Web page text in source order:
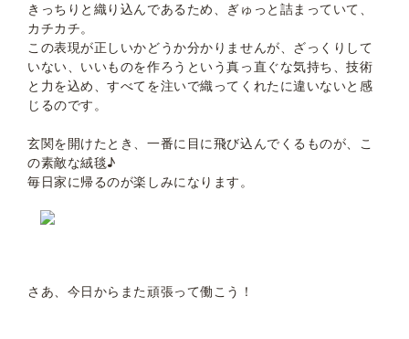
きっちりと織り込んであるため、ぎゅっと詰まっていて、
カチカチ。
この表現が正しいかどうか分かりませんが、ざっくりして
いない、いいものを作ろうという真っ直ぐな気持ち、技術
と力を込め、すべてを注いで織ってくれたに違いないと感
じるのです。
玄関を開けたとき、一番に目に飛び込んでくるものが、こ
の素敵な絨毯♪
毎日家に帰るのが楽しみになります。
さあ、今日からまた頑張って働こう！